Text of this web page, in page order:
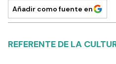
Añadir como fuente en
REFERENTE DE LA